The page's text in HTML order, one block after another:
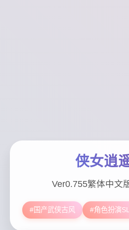
侠女逍
Ver0.755繁体中文
#国产武侠古风 #角色扮演